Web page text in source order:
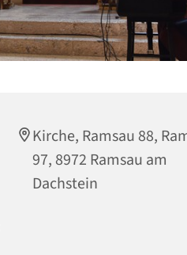
Kirche, Ramsau 88,
97, 8972 Ramsau am
Dachstein